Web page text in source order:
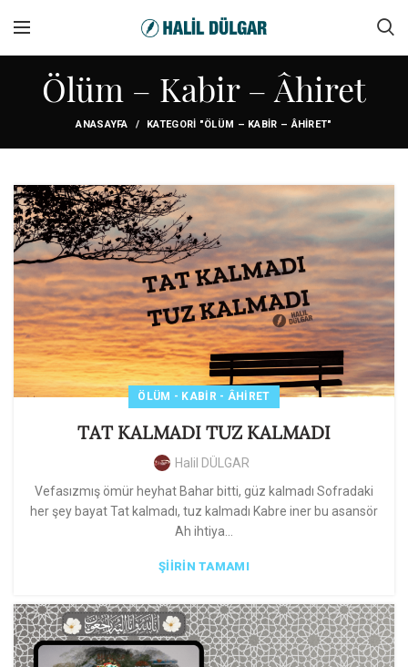
Ölüm – Kabir – Âhiret
ANASAYFA KATEGORI "ÖLÜM – KABIR – ÂHIRET"
ÖLÜM - KABIR - ÂHIRET
TAT KALMADI TUZ KALMADI
Halil DÜLGAR
Vefasızmış ömür heyhat Bahar bitti, güz kalmadı Sofradaki
her şey bayat Tat kalmadı, tuz kalmadı Kabre iner bu asansör
Ah ihtiya...
ŞIIRIN TAMAMI